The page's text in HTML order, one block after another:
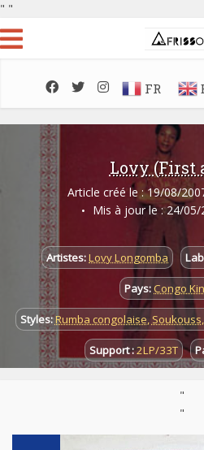
" "
FR
Lovy (First
Article créé le : 19/08/
Mis à jour le : 24/05/
Artistes:Lovy Longomba
Pays:Congo
Styles:Rumba congolaise, Soukouss,
Support :2LP/33T
"
"